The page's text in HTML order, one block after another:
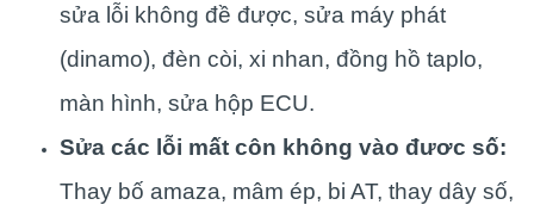
sửa lỗi không đề được, sửa máy phát
(dinamo), đèn còi, xi nhan, đồng hồ taplo,
màn hình, sửa hộp ECU.
Sửa các lỗi mất côn không vào đươc số:
Thay bố amaza, mâm ép, bi AT, thay dây số,